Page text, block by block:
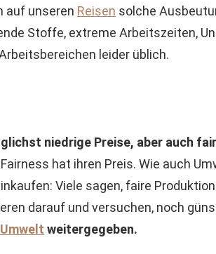
auf unseren Reisen solche
Stoffe, extreme Arbeitszeiten,
leider üblich.
niedrige Preise, aber auch
hat ihren Preis. Wie auch
Viele sagen, faire
darauf und versuchen, noch
weitergegeben.